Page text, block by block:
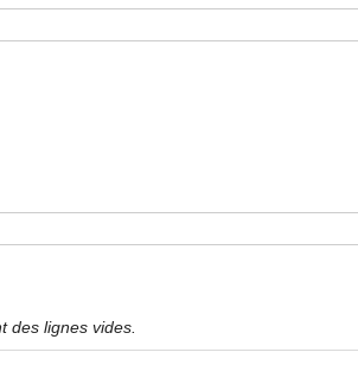
des lignes vides.